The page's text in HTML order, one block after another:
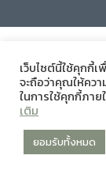
เว็บไซต์นี้ใช้คุกกี้
จะถือว่าคุณให้คว
ในการใช้คุกกี้ภาย
เติม
ยอมรับทั้งหมด